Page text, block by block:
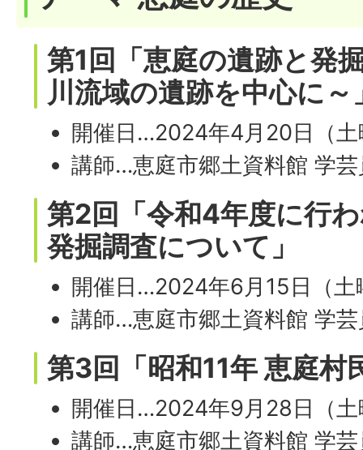
第1回「恵庭の遺跡と発
川流域の遺跡を中心に～
開催日…2024年4月20日（土
講師…恵庭市郷土資料館 学
第2回「令和4年度に行
発掘調査について」
開催日…2024年6月15日（土
講師…恵庭市郷土資料館 学
第3回「昭和11年 恵庭村
開催日…2024年9月28日（土
講師…恵庭市郷土資料館 学